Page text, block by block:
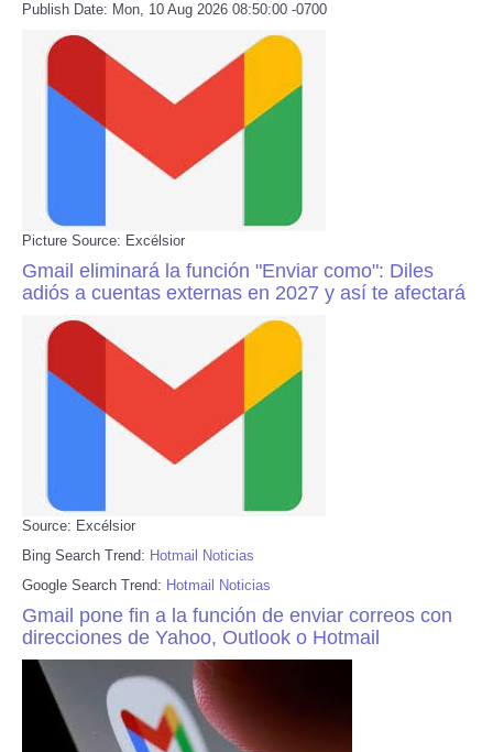
Publish Date: Mon, 10 Aug 2026 08:50:00 -0700
Picture Source: Excélsior
Gmail eliminará la función "Enviar como": Diles
adiós a cuentas externas en 2027 y así te afectará
Source: Excélsior
Bing Search Trend: Hotmail Noticias
Google Search Trend: Hotmail Noticias
Gmail pone fin a la función de enviar correos con
direcciones de Yahoo, Outlook o Hotmail